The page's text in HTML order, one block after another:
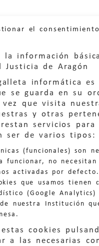
el
la información
Justicia de Aragón
informática es
se guarda en su
que visita
y otras
servicios para
ser de varios tipos:
(funcionales) son
funcionar, no
activadas por defecto.
que usamos tienen
(Google
nuestra Institución
cookies
a las necesarias
general:
900 210 210/